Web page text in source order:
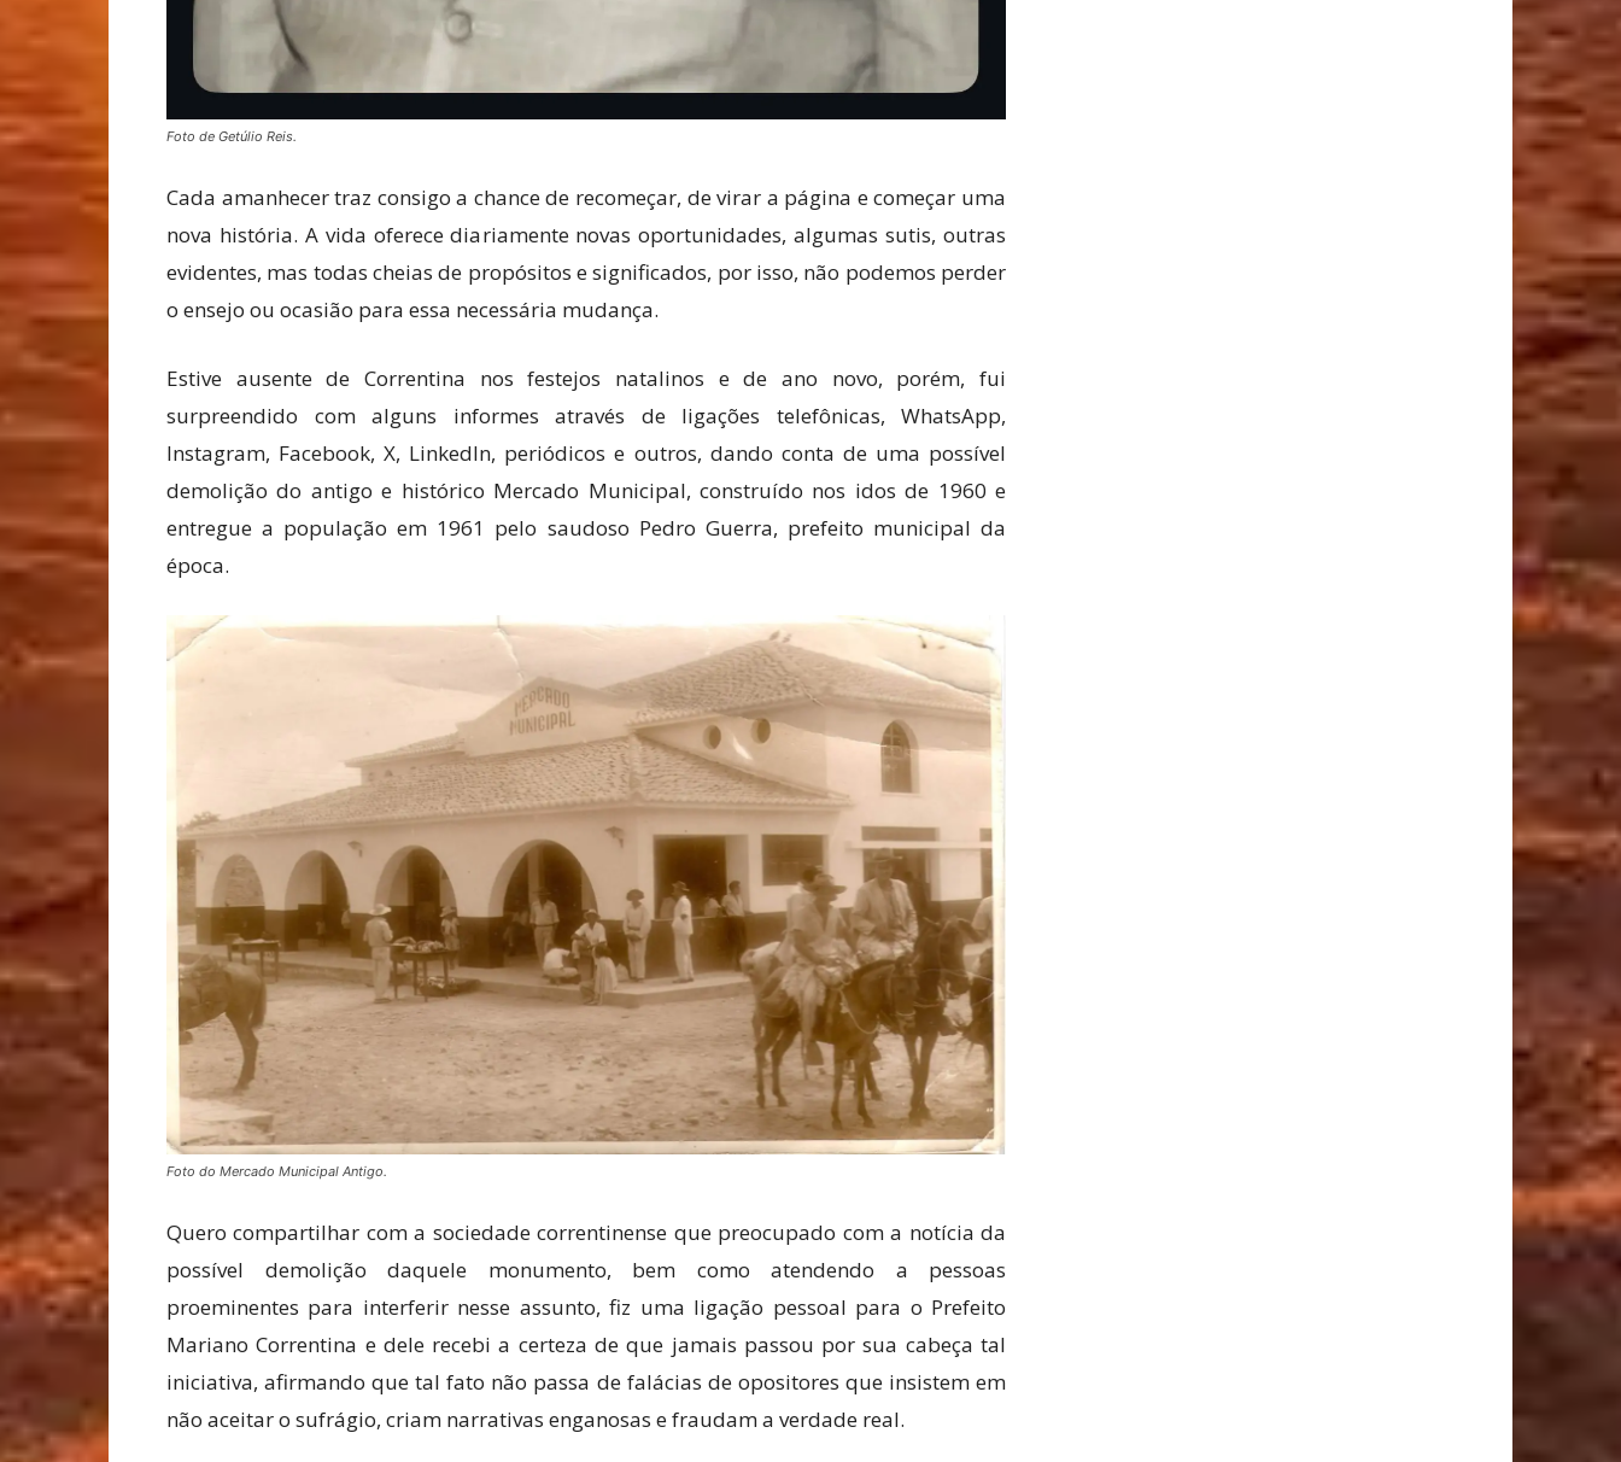
Foto de Getúlio Reis.
Cada amanhecer traz consigo a chance de recomeçar, de virar a página e começar uma
nova história. A vida oferece diariamente novas oportunidades, algumas sutis, outras
evidentes, mas todas cheias de propósitos e significados, por isso, não podemos perder
o ensejo ou ocasião para essa necessária mudança.
Estive ausente de Correntina nos festejos natalinos e de ano novo, porém, fui
surpreendido com alguns informes através de ligações telefônicas, WhatsApp,
Instagram, Facebook, X, LinkedIn, periódicos e outros, dando conta de uma possível
demolição do antigo e histórico Mercado Municipal, construído nos idos de 1960 e
entregue a população em 1961 pelo saudoso Pedro Guerra, prefeito municipal da
época.
Foto do Mercado Municipal Antigo.
Quero compartilhar com a sociedade correntinense que preocupado com a notícia da
possível demolição daquele monumento, bem como atendendo a pessoas
proeminentes para interferir nesse assunto, fiz uma ligação pessoal para o Prefeito
Mariano Correntina e dele recebi a certeza de que jamais passou por sua cabeça tal
iniciativa, afirmando que tal fato não passa de falácias de opositores que insistem em
não aceitar o sufrágio, criam narrativas enganosas e fraudam a verdade real.